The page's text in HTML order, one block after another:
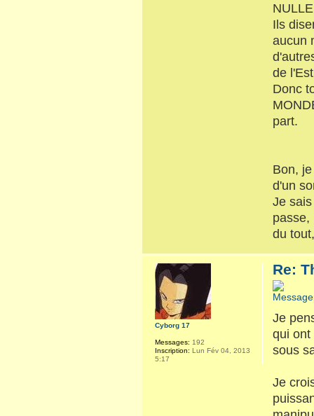
Ils
aucun
de
Donc
part.
Bon,
d'un
Je
passe,
du
Re:
Je
qui ont
sous
Je
Cyborg 17
Messages: 192
Inscription: Lun Fév 04, 2013
5:17